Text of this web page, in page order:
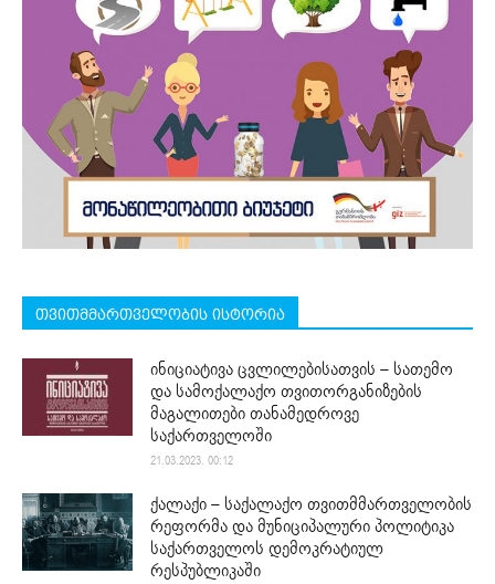
თვითმმართველობის ისტორია
ინიციატივა ცვლილებისათვის – სათემო
და სამოქალაქო თვითორგანიზების
მაგალითები თანამედროვე
საქართველოში
21.03.2023. 00:12
ქალაქი – საქალაქო თვითმმართველობის
რეფორმა და მუნიციპალური პოლიტიკა
საქართველოს დემოკრატიულ
რესპუბლიკაში